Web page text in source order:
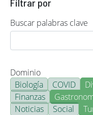
Filtrar por
Buscar palabras clave
Dominio
Biología
COVID
Finanzas
Noticias
Social